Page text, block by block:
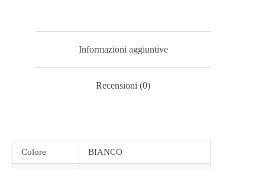
Informazioni aggiuntive
Recensioni (0)
Colore BIANCO